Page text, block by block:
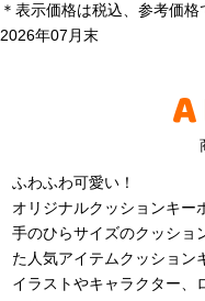
＊表示価格は税込、参考価
2026年07月末
ふわふわ可愛い！
オリジナルクッションキー
手のひらサイズのクッショ
た人気アイテムクッション
イラストやキャラクター、